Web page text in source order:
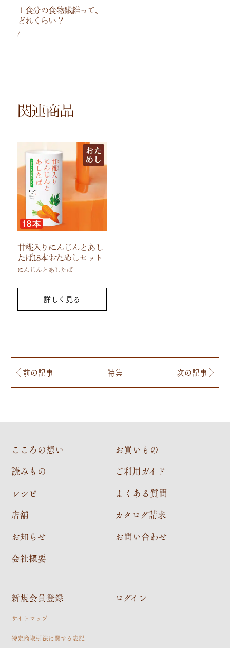
１食分の食物繊維って、
どれくらい？
/
関連商品
甘糀入りにんじんとあし
たば18本おためしセット
にんじんとあしたば
詳しく見る
前の記事 特集 次の記事
こころの想い
読みもの
レシピ
店舗
お知らせ
会社概要
お買いもの
ご利用ガイド
よくある質問
カタログ請求
お問い合わせ
新規会員登録 ログイン
サイトマップ
特定商取引法に関する表記